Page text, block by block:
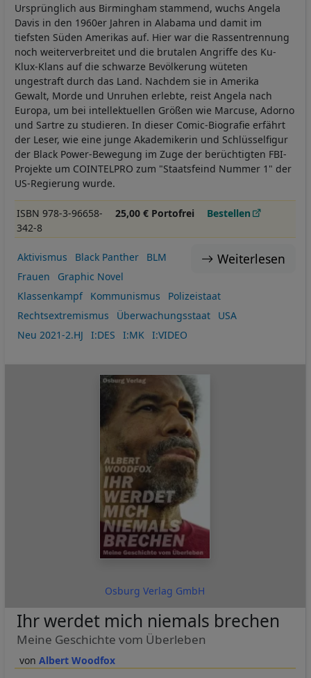
Ursprünglich aus Birmingham stammend, wuchs Angela
Davis in den 1960er Jahren in Alabama und damit im
tiefsten Süden Amerikas auf. Hier war die Rassentrennung
noch weiterverbreitet und die brutalen Angriffe des Ku-
Klux-Klans auf die schwarze Bevölkerung wüteten
ungestraft durch das Land. Nachdem sie in Amerika
Gewalt, Morde und Unruhen erlebte, reist Angela nach
Europa, um bei intellektuellen Größen wie Marcuse, Adorno
und Sartre zu studieren. In dieser Comic-Biografie erfährt
der Leser, wie eine junge Akademikerin und Schlüsselfigur
der Black Power-Bewegung im Zuge der berüchtigten FBI-
Projekte um COINTELPRO zum "Staatsfeind Nummer 1" der
US-Regierung wurde.
ISBN 978-3-96658-
342-8
25,00 € Portofrei Bestellen
Weiterlesen
Aktivismus Black Panther
BLM
Frauen
Graphic Novel
Klassenkampf
Kommunismus
Polizeistaat
Rechtsextremismus
Überwachungsstaat
USA
Neu 2021-2.HJ
I:DES I:MK I:VIDEO
Osburg Verlag GmbH
Albert Woodfox
Ihr werdet mich niemals brechen
Meine Geschichte vom Überleben